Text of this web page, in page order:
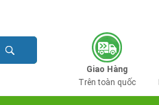
Giao Hàng
Trên toàn quốc